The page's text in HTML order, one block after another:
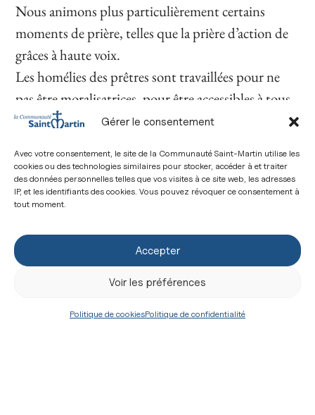
Gérer le consentement
Avec votre consentement, le site de la Communauté Saint-Martin utilise les
cookies ou des technologies similaires pour stocker, accéder à et traiter
des données personnelles telles que vos visites à ce site web, les adresses
IP, et les identifiants des cookies. Vous pouvez révoquer ce consentement à
tout moment.
Accepter
Voir les préférences
Politique de cookiesPolitique de confidentialité
Nous animons plus particulièrement certains
moments de prière, telles que la prière d’action de
grâces à haute voix.
Les homélies des prêtres sont travaillées pour ne
pas être moralisatrices, pour être accessibles à tous,
et en même temps très nourrissantes.
d’évangélisation (Confirmations, baptêmes,
Première Communion…), nous intercalons les
paroissiens avec des places vides pour accueillir les
nouveaux. Nous donnons comme mission aux
paroissiens d’accueillir d’accompagner de prier
pour ces personnes qui ne connaissent pas encore